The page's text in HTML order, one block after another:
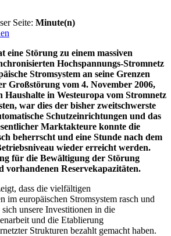
Seite: Minute(n)
eine Störung zu einem massiven
Hochspannungs-Stromnetz
Stromsystem an seine Grenzen
Großstörung vom 4. November 2006,
Haushalte in Westeuropa vom Stromnetz
war dies der bisher zweitschwerste
Schutzeinrichtungen und das
Marktakteure konnte die
beherrscht und eine Stunde nach dem
wieder erreicht werden.
für die Bewältigung der Störung
vorhandenen Reservekapazitäten.
dass die vielfältigen
im europäischen Stromsystem rasch und
unsere Investitionen in die
und die Etablierung
Strukturen bezahlt gemacht haben.